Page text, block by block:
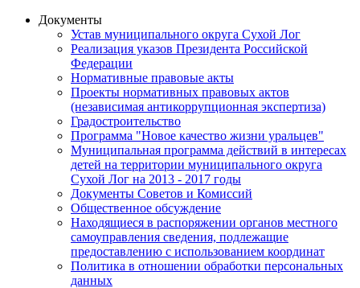
Документы
Устав муниципального округа Сухой Лог
Реализация указов Президента Российской
Федерации
Нормативные правовые акты
Проекты нормативных правовых актов
(независимая антикоррупционная экспертиза)
Градостроительство
Программа "Новое качество жизни уральцев"
Муниципальная программа действий в интересах
детей на территории муниципального округа
Сухой Лог на 2013 - 2017 годы
Документы Советов и Комиссий
Общественное обсуждение
Находящиеся в распоряжении органов местного
самоуправления сведения, подлежащие
предоставлению с использованием координат
Политика в отношении обработки персональных
данных